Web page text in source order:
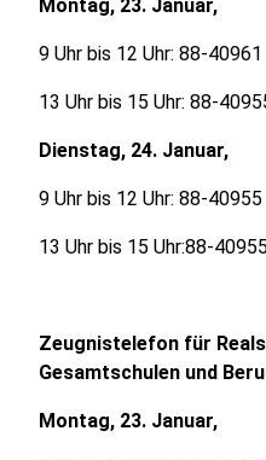
Montag, 23. Januar,
9 Uhr bis 12 Uhr: 88-40961
13 Uhr bis 15 Uhr: 88-
Dienstag, 24. Januar,
9 Uhr bis 12 Uhr: 88-40955
13 Uhr bis 15 Uhr:88-40955
Zeugnistelefon für
Gesamtschulen und
Montag, 23. Januar,